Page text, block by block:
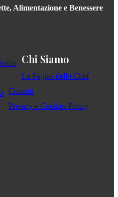
Alimentazione e Benessere
Chi Siamo
La Pagina dello Chef
Contatti
Privacy e Cookies Policy